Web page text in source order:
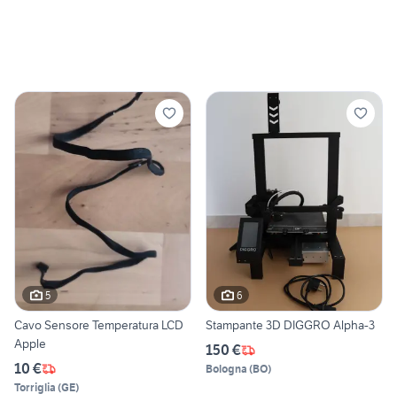
5
Cavo Sensore Temperatura LCD
Apple
10 €
Torriglia (GE)
6
Stampante 3D DIGGRO Alpha-3
150 €
Bologna (BO)